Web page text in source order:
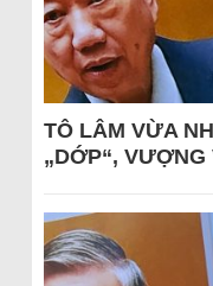
TÔ LÂM VỪA
„DỚP“,